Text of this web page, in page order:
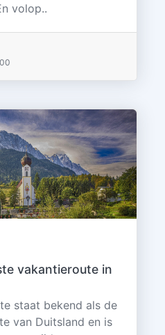
volop..
vakantieroute in
staat bekend als de
van Duitsland en is